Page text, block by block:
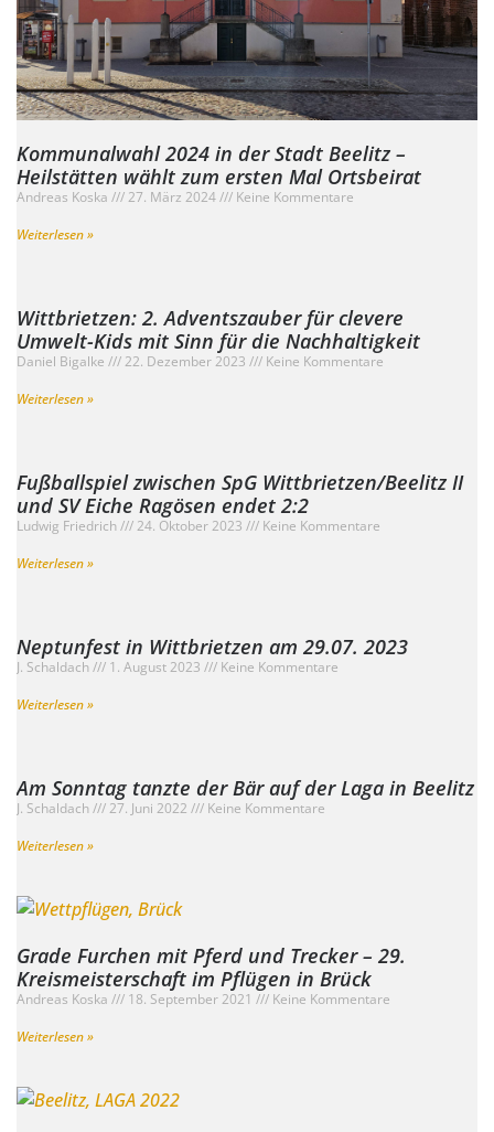
Kommunalwahl 2024 in der Stadt Beelitz –
Heilstätten wählt zum ersten Mal Ortsbeirat
Andreas Koska 27. März 2024
Keine Kommentare
Weiterlesen »
Wittbrietzen: 2. Adventszauber für clevere
Umwelt-Kids mit Sinn für die Nachhaltigkeit
Daniel Bigalke 22. Dezember 2023
Keine Kommentare
Weiterlesen »
Fußballspiel zwischen SpG Wittbrietzen/Beelitz II
und SV Eiche Ragösen endet 2:2
Ludwig Friedrich 24. Oktober 2023
Keine Kommentare
Weiterlesen »
Neptunfest in Wittbrietzen am 29.07. 2023
J. Schaldach 1. August 2023
Keine Kommentare
Weiterlesen »
Am Sonntag tanzte der Bär auf der Laga in Beelitz
J. Schaldach 27. Juni 2022
Keine Kommentare
Weiterlesen »
Grade Furchen mit Pferd und Trecker – 29.
Kreismeisterschaft im Pflügen in Brück
Andreas Koska 18. September 2021
Keine Kommentare
Weiterlesen »